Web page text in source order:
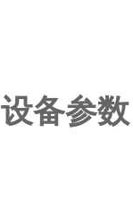
设备参数